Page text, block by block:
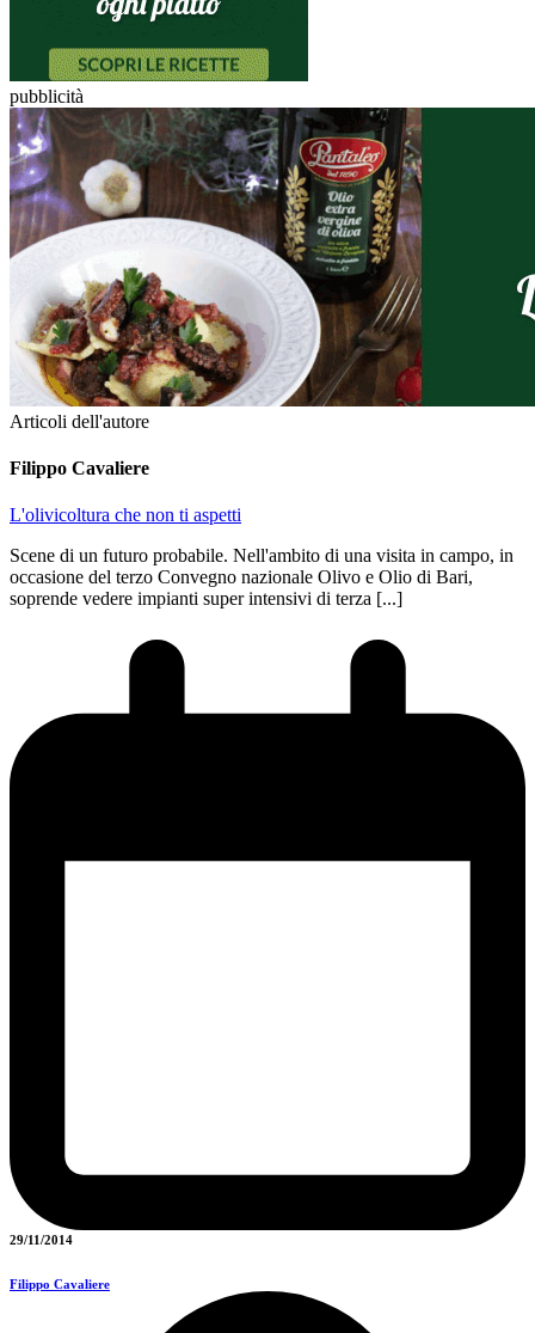
pubblicità
Articoli dell'autore
Filippo Cavaliere
L'olivicoltura che non ti aspetti
Scene di un futuro probabile. Nell'ambito di una visita in campo, in
occasione del terzo Convegno nazionale Olivo e Olio di Bari,
soprende vedere impianti super intensivi di terza [...]
29/11/2014
Filippo Cavaliere